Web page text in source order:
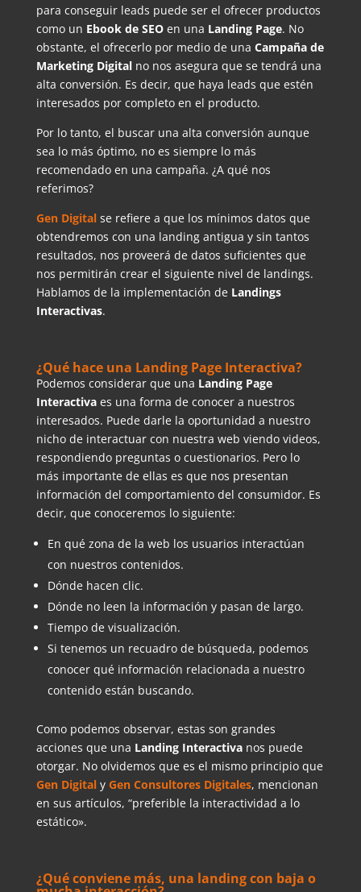
para conseguir leads puede ser el ofrecer productos
como un Ebook de SEOen una Landing Page. No
obstante, el ofrecerlo por medio de una Campaña de
Marketing Digital no nos asegura que se tendrá una
alta conversión. Es decir, que haya leads que estén
interesados por completo en el producto.
Por lo tanto, el buscar una alta conversión aunque
sea lo más óptimo, no es siempre lo más
recomendado en una campaña. ¿A qué nos
referimos?
Gen Digital se refiere a que los mínimos datos que
obtendremos con una landing antigua y sin tantos
resultados, nos proveerá de datos suficientes que
nos permitirán crear el siguiente nivel de landings.
Hablamos de la implementación de Landings
Interactivas.
¿Qué hace una Landing Page Interactiva?
Podemos considerar que una Landing Page
Interactiva es una forma de conocer a nuestros
interesados. Puede darle la oportunidad a nuestro
nicho de interactuar con nuestra web viendo videos,
respondiendo preguntas o cuestionarios. Pero lo
más importante de ellas es que nos presentan
información del comportamiento del consumidor. Es
decir, que conoceremos lo siguiente:
En qué zona de la web los usuarios interactúan
con nuestros contenidos.
Dónde hacen clic.
Dónde no leen la información y pasan de largo.
Tiempo de visualización.
Si tenemos un recuadro de búsqueda, podemos
conocer qué información relacionada a nuestro
contenido están buscando.
Como podemos observar, estas son grandes
acciones que una Landing Interactivanos puede
otorgar. No olvidemos que es el mismo principio que
Gen Digitaly Gen Consultores Digitales, mencionan
en sus artículos, “preferible la interactividad a lo
estático».
¿Qué conviene más, una landing con baja o